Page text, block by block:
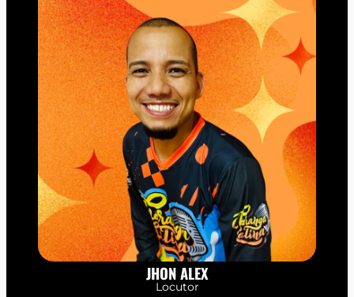
JHON ALEX
Locutor